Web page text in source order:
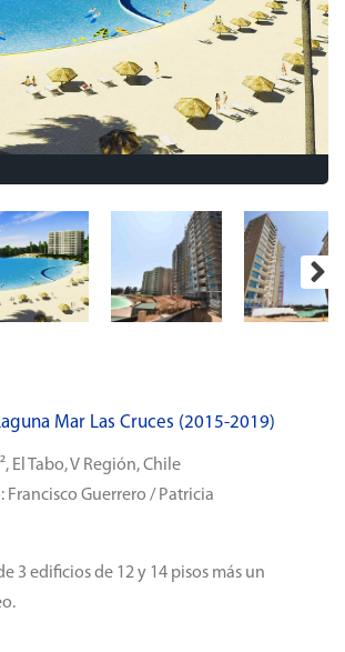
Mar Las Cruces (2015-2019)
El Tabo, V Región, Chile
Francisco Guerrero / Patricia
3 edificios de 12 y 14 pisos más un